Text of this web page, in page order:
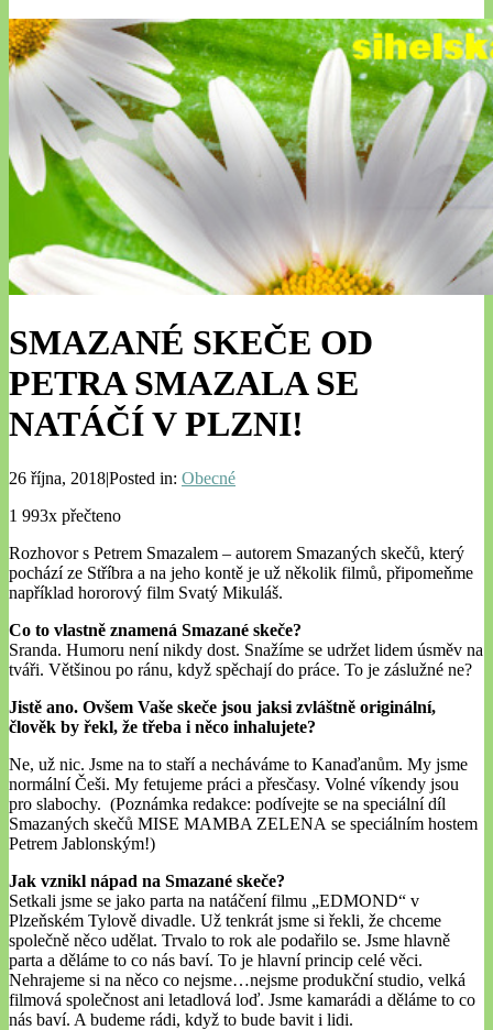
SMAZANÉ SKEČE OD
PETRA SMAZALA SE
NATÁČÍ V PLZNI!
26 října, 2018|Posted in: Obecné
1 993x přečteno
Rozhovor s Petrem Smazalem – autorem Smazaných skečů, který
pochází ze Stříbra a na jeho kontě je už několik filmů, připomeňme
například hororový film Svatý Mikuláš.
Co to vlastně znamená Smazané skeče?
Sranda. Humoru není nikdy dost. Snažíme se udržet lidem úsměv na
tváři. Většinou po ránu, když spěchají do práce. To je záslužné ne?
Jistě ano. Ovšem Vaše skeče jsou jaksi zvláštně originální,
člověk by řekl, že třeba i něco inhalujete?
Ne, už nic. Jsme na to staří a necháváme to Kanaďanům. My jsme
normální Češi. My fetujeme práci a přesčasy. Volné víkendy jsou
pro slabochy. (Poznámka redakce: podívejte se na speciální díl
Smazaných skečů MISE MAMBA ZELENA se speciálním hostem
Petrem Jablonským!)
Jak vznikl nápad na Smazané skeče?
Setkali jsme se jako parta na natáčení filmu „EDMOND“ v
Plzeňském Tylově divadle. Už tenkrát jsme si řekli, že chceme
společně něco udělat. Trvalo to rok ale podařilo se. Jsme hlavně
parta a děláme to co nás baví. To je hlavní princip celé věci.
Nehrajeme si na něco co nejsme…nejsme produkční studio, velká
filmová společnost ani letadlová loď. Jsme kamarádi a děláme to co
nás baví. A budeme rádi, když to bude bavit i lidi.